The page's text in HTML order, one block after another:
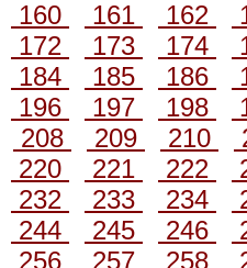
160
161 162
172
173 174
184
185 186
196
197 198
208
209 210
220
221 222
232
233 234
244
245 246
256
257 258